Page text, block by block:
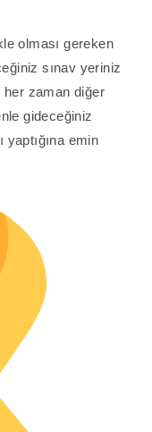
olması gereken
sınav yeriniz
her zaman diğer
gideceğiniz
emin